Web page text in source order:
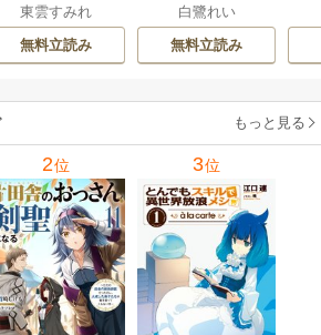
のに、旦那様の指
先が止まりません
（挿絵版） 1巻
東雲すみれ
無料立読み
公さまが私を鏡牢
から出してくれま
せん（挿絵版） 1巻
白鷺れい
無料立読み
ま
もっと見る
2位 3位